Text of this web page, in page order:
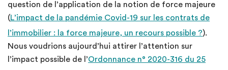
question de l’application de la notion de force majeure
(L’impact de la pandémie Covid-19 sur les contrats de
l’immobilier : la force majeure, un recours possible ?).
Nous voudrions aujourd’hui attirer l’attention sur
l’impact possible de l’Ordonnance n° 2020-316 du 25